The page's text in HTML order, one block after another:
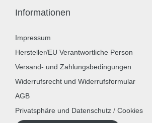
Informationen
Impressum
Hersteller/EU Verantwortliche Person
Versand- und Zahlungsbedingungen
Widerrufsrecht und Widerrufsformular
AGB
Privatsphäre und Datenschutz / Cookies